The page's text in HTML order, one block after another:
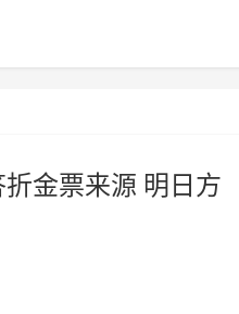
金票来源 明日方